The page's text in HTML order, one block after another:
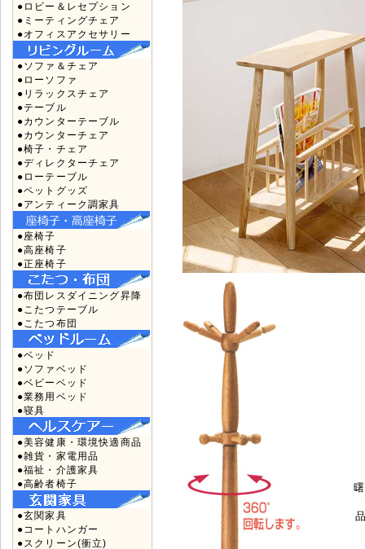
●ロビー＆レセプション
●ミーティングチェア
●オフィスアクセサリー
●ソファ＆チェア
●ローソファ
●リラックスチェア
●テーブル
●カウンターテーブル
●カウンターチェア
●椅子・チェア
●ディレクターチェア
●ローテーブル
●ペットグッズ
●アンティーク調家具
●座椅子
●高座椅子
●正座椅子
●布団レスダイニング昇降
●こたつテーブル
●こたつ布団
●ベッド
●ソファベッド
●ベビーベッド
●業務用ベッド
●寝具
●美容健康・環境快適商品
●雑貨・家電用品
●福祉・介護家具
●高齢者椅子
●玄関家具
●コートハンガー
●スクリーン(衝立)